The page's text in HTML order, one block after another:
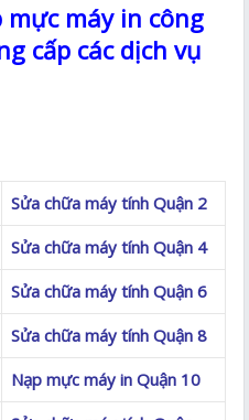
máy in công
cấp các dịch vụ
Sửa chữa máy tính Quận 2
Sửa chữa máy tính Quận 4
Sửa chữa máy tính Quận 6
Sửa chữa máy tính Quận 8
Nạp mực máy in Quận 10